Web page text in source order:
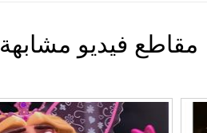
مقاطع فيديو مشابهة